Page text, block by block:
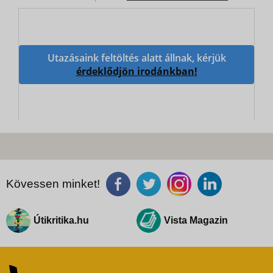
Utazásaink feltöltés alatt állnak, kérjük
érdeklődjön irodánkban!
Kövessen minket!
Útikritika.hu Vista Magazin